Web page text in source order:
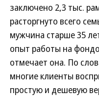
заключено 2,3 тыс.
расторгнуто всего
мужчина старше 35
опыт работы на
отмечает она. По
многие клиенты
простую и дешевую